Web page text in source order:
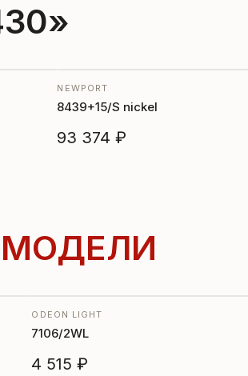
NEWPORT
8439+15/S nickel
93 374 ₽
МОДЕЛИ
ODEON LIGHT
7106/2WL
4 515 ₽